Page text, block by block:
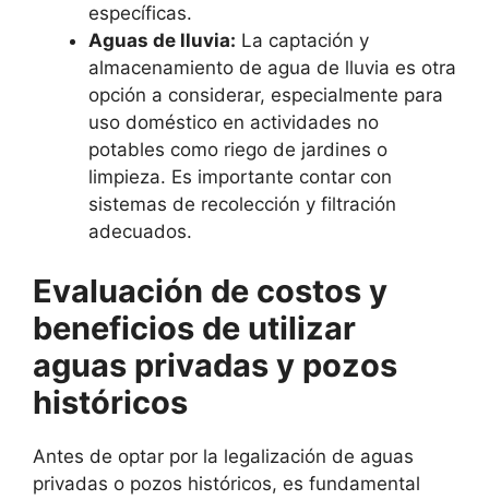
específicas.
Aguas de lluvia: La captación y
almacenamiento de agua de lluvia es otra
opción a considerar, especialmente para
uso doméstico en actividades no
potables como riego de jardines o
limpieza. Es importante contar con
sistemas de recolección y filtración
adecuados.
Evaluación de costos y
beneficios de utilizar
aguas privadas y pozos
históricos
Antes de optar por la legalización de aguas
privadas o pozos históricos, es fundamental